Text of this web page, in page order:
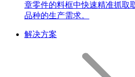
章零件的料框中快速精准抓取
品种的生产需求。
解决方案